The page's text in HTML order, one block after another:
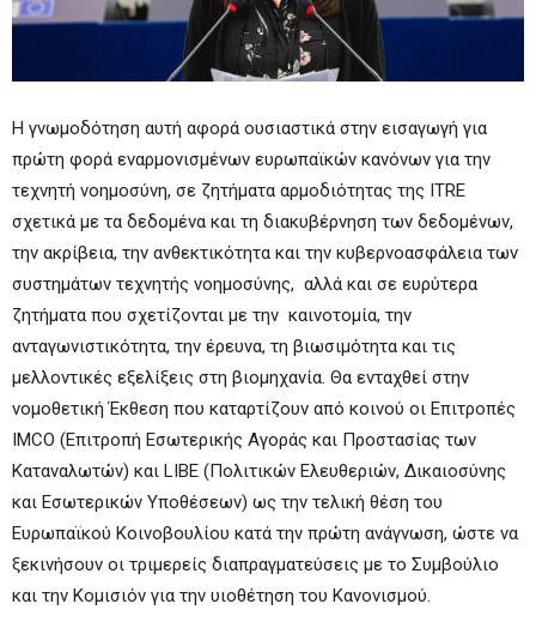
Η γνωμοδότηση αυτή αφορά ουσιαστικά στην εισαγωγή για
πρώτη φορά εναρμονισμένων ευρωπαϊκών κανόνων για την
τεχνητή νοημοσύνη, σε ζητήματα αρμοδιότητας της ITRE
σχετικά με τα δεδομένα και τη διακυβέρνηση των δεδομένων,
την ακρίβεια, την ανθεκτικότητα και την κυβερνοασφάλεια των
συστημάτων τεχνητής νοημοσύνης, αλλά και σε ευρύτερα
ζητήματα που σχετίζονται με την καινοτομία, την
ανταγωνιστικότητα, την έρευνα, τη βιωσιμότητα και τις
μελλοντικές εξελίξεις στη βιομηχανία. Θα ενταχθεί στην
νομοθετική Έκθεση που καταρτίζουν από κοινού οι Επιτροπές
IMCO (Επιτροπή Εσωτερικής Αγοράς και Προστασίας των
Καταναλωτών) και LIBE (Πολιτικών Ελευθεριών, Δικαιοσύνης
και Εσωτερικών Υποθέσεων) ως την τελική θέση του
Ευρωπαϊκού Κοινοβουλίου κατά την πρώτη ανάγνωση, ώστε να
ξεκινήσουν οι τριμερείς διαπραγματεύσεις με το Συμβούλιο
και την Κομισιόν για την υιοθέτηση του Κανονισμού.